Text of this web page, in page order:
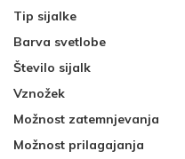
Tip sijalke
Barva svetlobe
Število sijalk
Vznožek
Možnost zatemnjevanja
Možnost prilagajanja